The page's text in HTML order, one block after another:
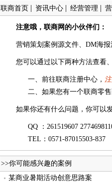
联商首页 | 资讯中心 | 经营管理 |
注意哦，联商网的小伙伴们：
营销策划案例源文件、DM海
您可以通过以下两种方法查看
一、前往联商注册中心，
二、如果您有一个联商零
如果你还有什么问题，你可以
QQ ：261519607
TEL：0571-87015503-837
>>你可能感兴趣的案例
某商业暑期活动创意思路案